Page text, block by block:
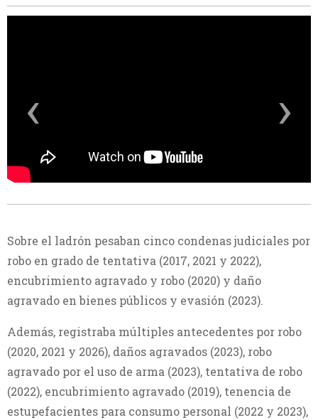
‹ ›
Sobre el ladrón pesaban cinco condenas judiciales por
robo en grado de tentativa (2017, 2021 y 2022),
encubrimiento agravado y robo (2020) y daño
agravado en bienes públicos y evasión (2023).
Además, registraba múltiples antecedentes por robo
(2020, 2021 y 2026), daños agravados (2023), robo
agravado por el uso de arma (2023), tentativa de robo
(2022), encubrimiento agravado (2019), tenencia de
estupefacientes para consumo personal (2022 y 2023),